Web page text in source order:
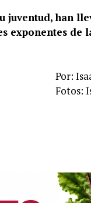
juventud, han
exponentes de
Por:
Fotos: